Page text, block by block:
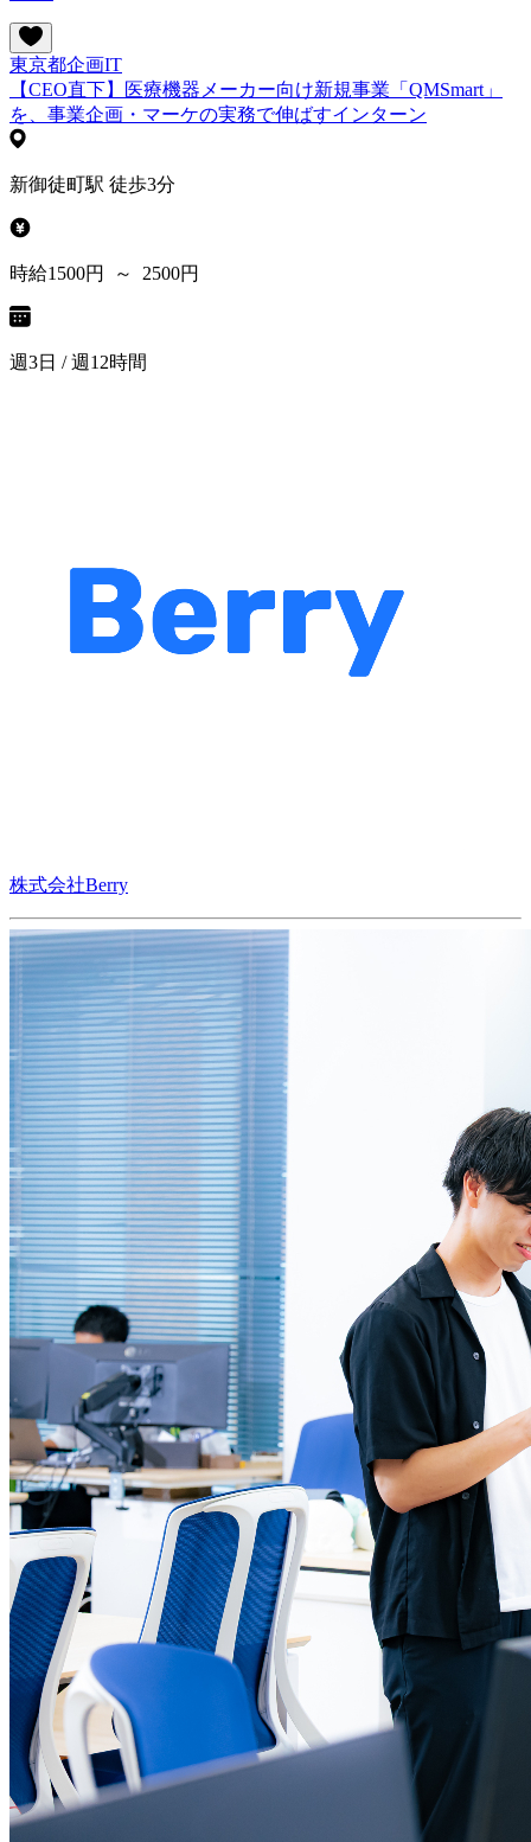
東京都企画IT
【CEO直下】医療機器メーカー向け新規事業「QMSmart」
を、事業企画・マーケの実務で伸ばすインターン
新御徒町駅 徒歩3分
時給1500円 ～ 2500円
週3日 / 週12時間
株式会社Berry